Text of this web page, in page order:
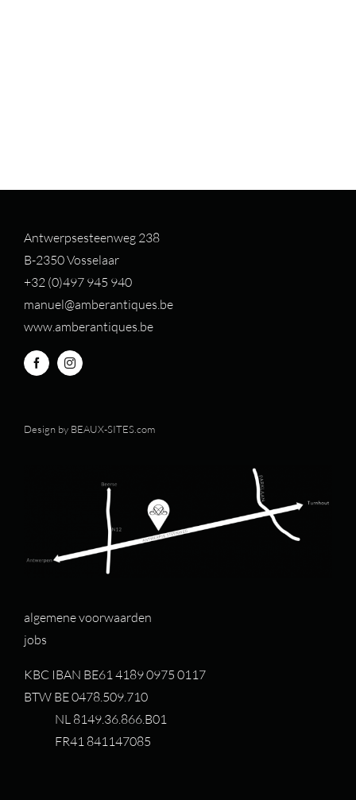
Antwerpsesteenweg 238
B-2350 Vosselaar
+32 (0)497 945 940
manuel@amberantiques.be
www.amberantiques.be
Design by BEAUX-SITES.com
algemene voorwaarden
jobs
KBC IBAN BE61 4189 0975 0117
BTW BE 0478.509.710
NL 8149.36.866.B01
FR41 841147085